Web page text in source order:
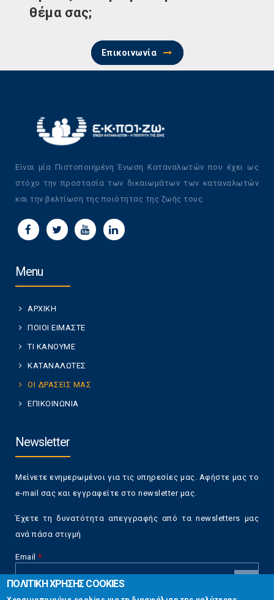
θέμα σας;
Επικοινωνία
Είναι μία Πιστοποιημένη Ένωση Καταναλωτών που έχει ως
στόχο την προστασία των δικαιωμάτων των καταναλωτών
και την βελτίωση της ποιότητας της ζωής τους.
Menu
ΑΡΧΙΚΗ
ΠΟΙΟΙ ΕΙΜΑΣΤΕ
ΤΙ ΚΑΝΟΥΜΕ
ΚΑΤΑΝΑΛΩΤΕΣ
ΟΙ ΔΡΑΣΕΙΣ ΜΑΣ
ΕΠΙΚΟΙΝΩΝΙΑ
Newsletter
Μείνετε ενημερωμένοι για τις υπηρεσίες μας. Αφήστε μας το
e-mail σας και εγγραφείτε στο newsletter μας.
Έχετε τη δυνατότητα απεγγραφής από τα newsletters μας
ανά πάσα στιγμή
Email *
CAPTCHA
ΠΟΛΙΤΙΚΗ ΧΡΗΣΗΣ COOKIES